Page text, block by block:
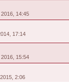
14:45
17:14
15:54
2:06